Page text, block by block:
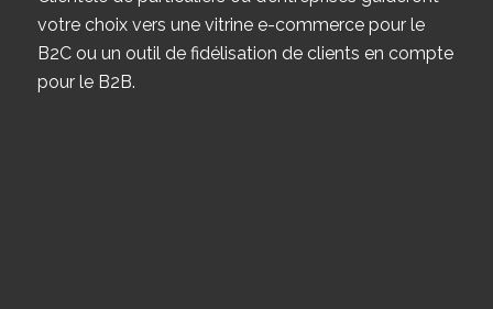
votre choix vers une vitrine e-commerce pour le
B2C ou un outil de fidélisation de clients en compte
pour le B2B.